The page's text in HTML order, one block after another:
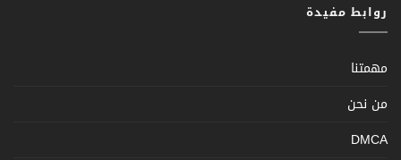
روابط مفيدة
مهمتنا
من نحن
DMCA